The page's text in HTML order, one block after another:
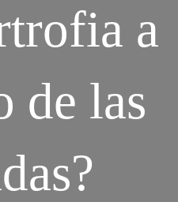
a
de las